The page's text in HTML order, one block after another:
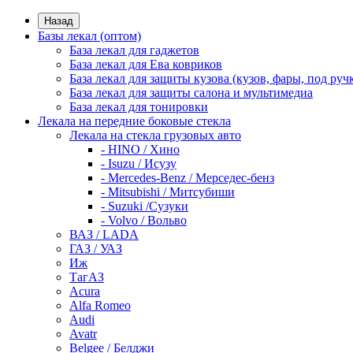
Назад
Базы лекал (оптом)
База лекал для гаджетов
База лекал для Ева ковриков
База лекал для защиты кузова (кузов, фары, под
База лекал для защиты салона и мультимедиа
База лекал для тонировки
Лекала на передние боковые стекла
Лекала на стекла грузовых авто
- HINO / Хино
- Isuzu / Исузу
- Mercedes-Benz / Мерседес-бенз
- Mitsubishi / Митсубиши
- Suzuki /Сузуки
- Volvo / Вольво
ВАЗ / LADA
ГАЗ / УАЗ
Иж
ТагАЗ
Acura
Alfa Romeo
Audi
Avatr
Belgee / Белджи